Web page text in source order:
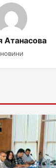
Атанасова
новини